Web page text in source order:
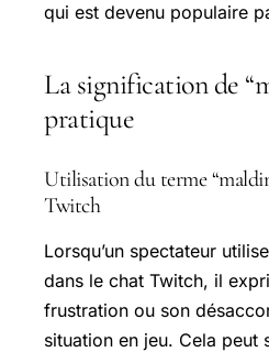
qui est devenu populaire
La signification de
pratique
Utilisation du terme
Twitch
Lorsqu’un spectateur
dans le chat Twitch, il
frustration ou son
situation en jeu. Cela peut